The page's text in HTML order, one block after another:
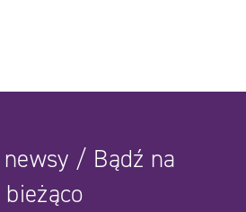
/ Bądź na
bieżąco